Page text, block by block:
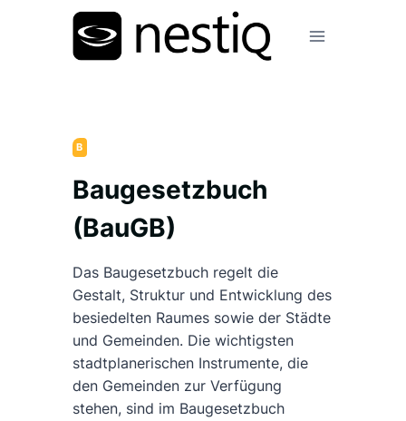
B
Baugesetzbuch
(BauGB)
Das Baugesetzbuch regelt die
Gestalt, Struktur und Entwicklung des
besiedelten Raumes sowie der Städte
und Gemeinden. Die wichtigsten
stadtplanerischen Instrumente, die
den Gemeinden zur Verfügung
stehen, sind im Baugesetzbuch